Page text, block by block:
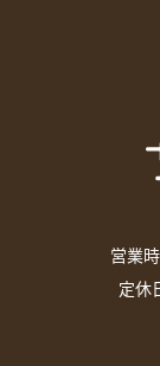
営業
定休